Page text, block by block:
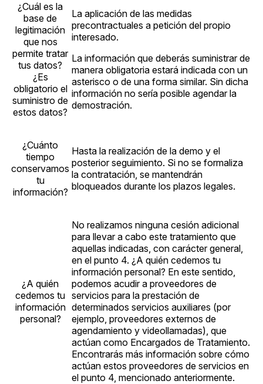
¿Cuál es la
base de
legitimación
que nos
permite tratar
tus datos?
¿Es
obligatorio el
suministro de
estos datos?
La aplicación de las medidas
precontractuales a petición del propio
interesado.
La información que deberás suministrar de
manera obligatoria estará indicada con un
asterisco o de una forma similar. Sin dicha
información no sería posible agendar la
demostración.
¿Cuánto
tiempo
conservamos
tu
información?
Hasta la realización de la demo y el
posterior seguimiento. Si no se formaliza
la contratación, se mantendrán
bloqueados durante los plazos legales.
¿A quién
cedemos tu
información
personal?
No realizamos ninguna cesión adicional
para llevar a cabo este tratamiento que
aquellas indicadas, con carácter general,
en el punto 4. ¿A quién cedemos tu
información personal? En este sentido,
podemos acudir a proveedores de
servicios para la prestación de
determinados servicios auxiliares (por
ejemplo, proveedores externos de
agendamiento y videollamadas), que
actúan como Encargados de Tratamiento.
Encontrarás más información sobre cómo
actúan estos proveedores de servicios en
el punto 4, mencionado anteriormente.